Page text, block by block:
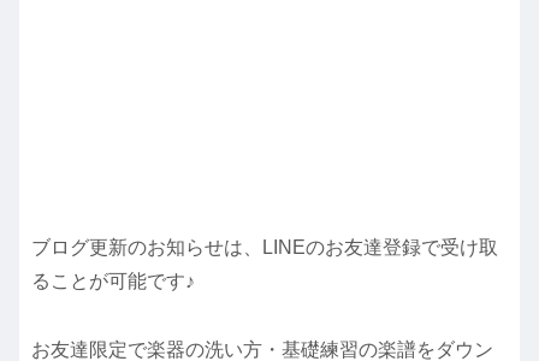
ブログ更新のお知らせは、LINEのお友達登録で受け取
ることが可能です♪
お友達限定で楽器の洗い方・基礎練習の楽譜をダウン